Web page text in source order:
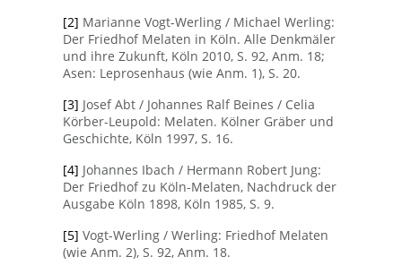
[2] Marianne Vogt-Werling / Michael Werling:
Der Friedhof Melaten in Köln. Alle Denkmäler
und ihre Zukunft, Köln 2010, S. 92, Anm. 18;
Asen: Leprosenhaus (wie Anm. 1), S. 20.
[3] Josef Abt / Johannes Ralf Beines / Celia
Körber-Leupold: Melaten. Kölner Gräber und
Geschichte, Köln 1997, S. 16.
[4] Johannes Ibach / Hermann Robert Jung:
Der Friedhof zu Köln-Melaten, Nachdruck der
Ausgabe Köln 1898, Köln 1985, S. 9.
[5] Vogt-Werling / Werling: Friedhof Melaten
(wie Anm. 2), S. 92, Anm. 18.